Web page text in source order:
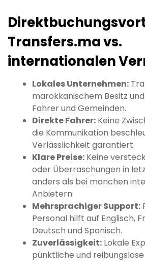
Transfers.ma vs.
internationalen
Lokales Unternehmen:
marokkanischem Besitz
Fahrer und Gemeinden.
Direkte Fahrer: Keine
die Kommunikation
Verlässlichkeit garantiert.
Klare Preise: Keine
oder Überraschungen in
anders als bei manchen
Anbietern.
Mehrsprachiger Support:
Personal hilft auf Englisch,
Deutsch und Spanisch.
Zuverlässigkeit: Lokale
pünktliche und